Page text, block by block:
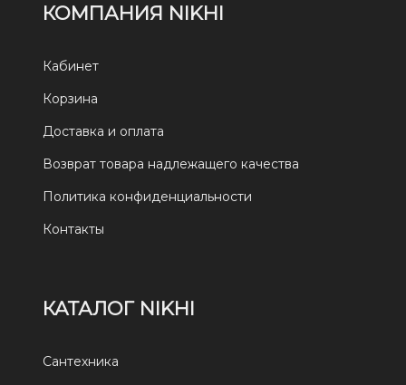
КОМПАНИЯ NIKHI
Кабинет
Корзина
Доставка и оплата
Возврат товара надлежащего качества
Политика конфиденциальности
Контакты
КАТАЛОГ NIKHI
Сантехника